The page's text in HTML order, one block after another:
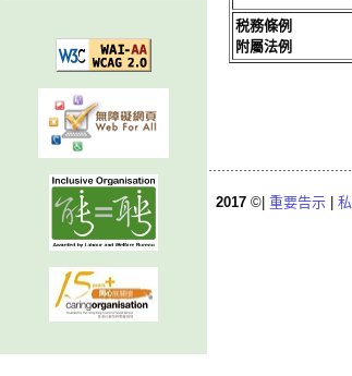
税務條例
附屬法例
2017 ©| 重要告示